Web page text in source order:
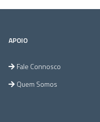
APOIO
Fale Connosco
Quem Somos